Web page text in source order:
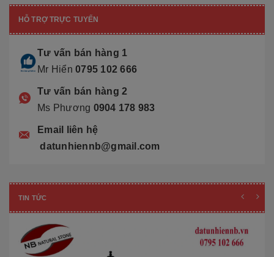
HỖ TRỢ TRỰC TUYẾN
Tư vấn bán hàng 1
Mr Hiển 0795 102 666
Tư vấn bán hàng 2
Ms Phương 0904 178 983
Email liên hệ
datunhiennb@gmail.com
TIN TỨC